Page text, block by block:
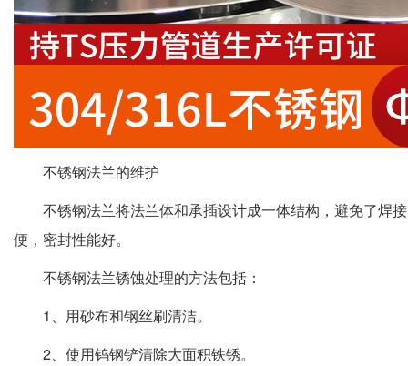
不锈钢法兰的维护
不锈钢法兰将法兰体和承插设计成一体结构，避免了焊
便，密封性能好。
不锈钢法兰锈蚀处理的方法包括：
1、用砂布和钢丝刷清洁。
2、使用钨钢铲清除大面积铁锈。